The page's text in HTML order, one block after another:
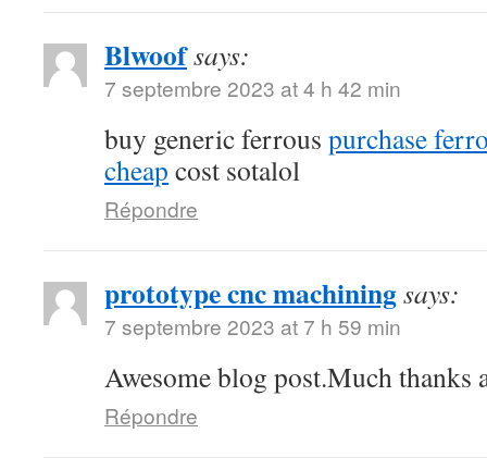
Blwoofsays:
7 septembre 2023 at 4 h 42 min
buy generic ferrous purchase
cheap cost sotalol
Répondre
prototype cnc machiningsays:
7 septembre 2023 at 7 h 59 min
Awesome blog post.Much thanks
Répondre